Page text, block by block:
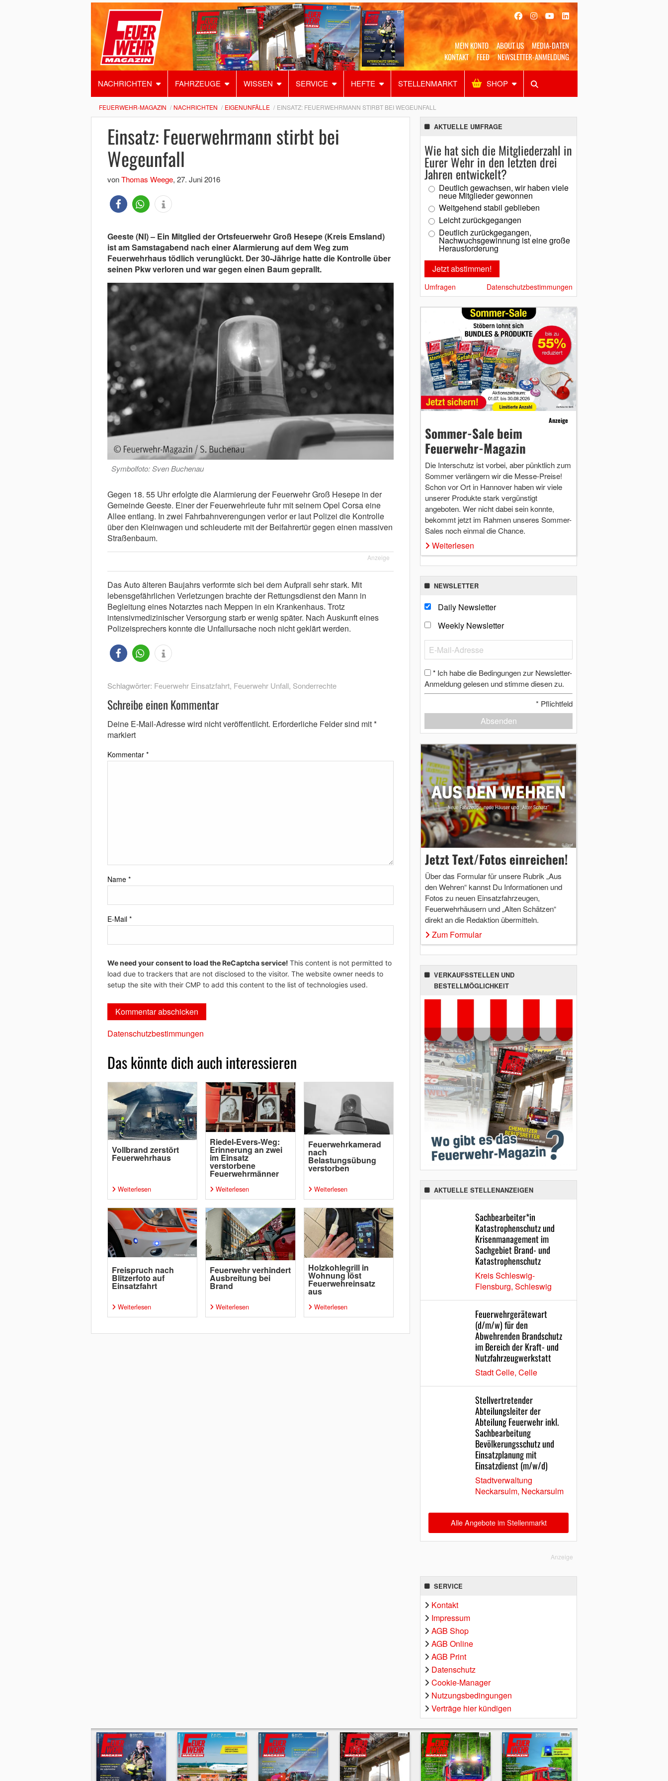
MEIN KONTO ABOUT US
MEDIA-DATEN
KONTAKT
FEED NEWSLETTER-ANMELDUNG
NACHRICHTEN FAHRZEUGE WISSEN SERVICE HEFTE STELLENMARKT SHOP
Alles Shop SUCHEN
FEUERWEHR-MAGAZIN NACHRICHTEN EIGENUNFÄLLE EINSATZ: FEUERWEHRMANN STIRBT BEI WEGEUNFALL
Einsatz: Feuerwehrmann stirbt bei
Wegeunfall
vonThomas Weege, 27. Juni 2016
Geeste (NI) – Ein Mitglied der Ortsfeuerwehr Groß Hesepe (Kreis Emsland)
ist am Samstagabend nach einer Alarmierung auf dem Weg zum
Feuerwehrhaus tödlich verunglückt. Der 30-Jährige hatte die Kontrolle über
seinen Pkw verloren und war gegen einen Baum geprallt.
Symbolfoto: Sven Buchenau
Gegen 18. 55 Uhr erfolgte die Alarmierung der Feuerwehr Groß Hesepe in der
Gemeinde Geeste. Einer der Feuerwehrleute fuhr mit seinem Opel Corsa eine
Allee entlang. In zwei Fahrbahnverengungen verlor er laut Polizei die Kontrolle
über den Kleinwagen und schleuderte mit der Beifahrertür gegen einen massiven
Straßenbaum.
Anzeige
Das Auto älteren Baujahrs verformte sich bei dem Aufprall sehr stark. Mit
lebensgefährlichen Verletzungen brachte der Rettungsdienst den Mann in
Begleitung eines Notarztes nach Meppen in ein Krankenhaus. Trotz
intensivmedizinischer Versorgung starb er wenig später. Nach Auskunft eines
Polizeisprechers konnte die Unfallursache noch nicht geklärt werden.
Schlagwörter: Feuerwehr Einsatzfahrt, Feuerwehr Unfall, Sonderrechte
Schreibe einen Kommentar
Deine E-Mail-Adresse wird nicht veröffentlicht. Erforderliche Felder sind mit*
markiert
Kommentar *
Name *
E-Mail *
We need your consent to load the ReCaptcha service! This content is not permitted to
load due to trackers that are not disclosed to the visitor. The website owner needs to
setup the site with their CMP to add this content to the list of technologies used.
Datenschutzbestimmungen
Das könnte dich auch interessieren
Vollbrand zerstört
Feuerwehrhaus
Weiterlesen
Riedel-Evers-Weg:
Erinnerung an zwei
im Einsatz
verstorbene
Feuerwehrmänner
Weiterlesen
Feuerwehrkamerad
nach
Belastungsübung
verstorben
Weiterlesen
Freispruch nach
Blitzerfoto auf
Einsatzfahrt
Weiterlesen
Feuerwehr verhindert
Ausbreitung bei
Brand
Weiterlesen
Holzkohlegrill in
Wohnung löst
Feuerwehreinsatz
aus
Weiterlesen
AKTUELLE UMFRAGE
Wie hat sich die Mitgliederzahl in
Eurer Wehr in den letzten drei
Jahren entwickelt?
Deutlich gewachsen, wir haben viele
neue Mitglieder gewonnen
Weitgehend stabil geblieben
Leicht zurückgegangen
Deutlich zurückgegangen,
Nachwuchsgewinnung ist eine große
Herausforderung
Umfragen Datenschutzbestimmungen
Anzeige
Sommer-Sale beim
Feuerwehr-Magazin
Die Interschutz ist vorbei, aber pünktlich zum
Sommer verlängern wir die Messe-Preise!
Schon vor Ort in Hannover haben wir viele
unserer Produkte stark vergünstigt
angeboten. Wer nicht dabei sein konnte,
bekommt jetzt im Rahmen unseres Sommer-
Sales noch einmal die Chance.
Weiterlesen
NEWSLETTER
Daily Newsletter
Weekly Newsletter
* Ich habe die Bedingungen zur Newsletter-
Anmeldung gelesen und stimme diesen zu.
* Pflichtfeld
Absenden
Jetzt Text/Fotos einreichen!
Über das Formular für unsere Rubrik „Aus
den Wehren“ kannst Du Informationen und
Fotos zu neuen Einsatzfahrzeugen,
Feuerwehrhäusern und „Alten Schätzen“
direkt an die Redaktion übermitteln.
Zum Formular
VERKAUFSSTELLEN UND
BESTELLMÖGLICHKEIT
AKTUELLE STELLENANZEIGEN
Sachbearbeiter*in
Katastrophenschutz und
Krisenmanagement im
Sachgebiet Brand- und
Katastrophenschutz
Kreis Schleswig-
Flensburg, Schleswig
Feuerwehrgerätewart
(d/m/w) für den
Abwehrenden Brandschutz
im Bereich der Kraft- und
Nutzfahrzeugwerkstatt
Stadt Celle, Celle
Stellvertretender
Abteilungsleiter der
Abteilung Feuerwehr inkl.
Sachbearbeitung
Bevölkerungsschutz und
Einsatzplanung mit
Einsatzdienst (m/w/d)
Stadtverwaltung
Neckarsulm, Neckarsulm
Alle Angebote im Stellenmarkt
Anzeige
SERVICE
Kontakt
Impressum
AGB Shop
AGB Online
AGB Print
Datenschutz
Cookie-Manager
Nutzungsbedingungen
Verträge hier kündigen